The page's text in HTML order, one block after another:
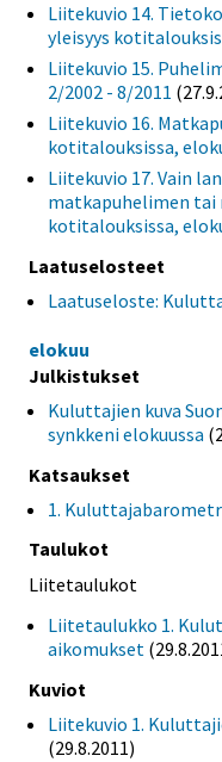
Liitekuvio 14.
yleisyys
Liitekuvio 15.
2/2002 - 8/2011
Liitekuvio 16.
kotitalouksissa,
Liitekuvio 17. Vain
matkapuhelimen
kotitalouksissa,
Laatuselosteet
Laatuseloste:
elokuu
Julkistukset
Kuluttajien kuva
synkkeni elokuussa
Katsaukset
1.
Taulukot
Liitetaulukot
Liitetaulukko 1.
aikomukset
Kuviot
Liitekuvio 1.
(29.8.2011)